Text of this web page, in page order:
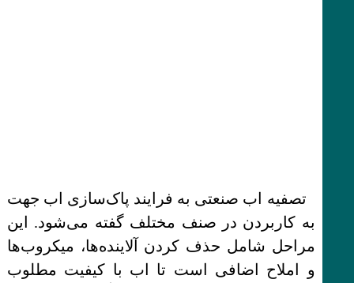
تصفیه اب صنعتی به فرایند پاک‌سازی اب جهت
به کاربردن در صنف مختلف گفته می‌شود. این
مراحل شامل حذف کردن آلاینده‌ها، میکروب‌ها
و املاح اضافی است تا اب با کیفیت مطلوب